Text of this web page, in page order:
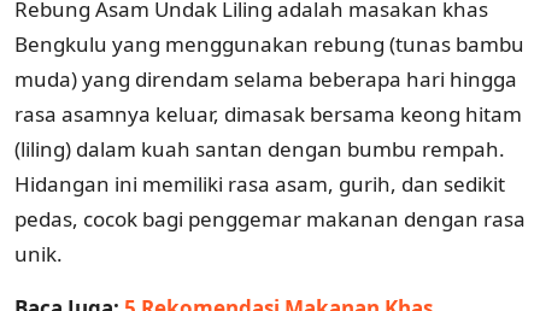
Rebung Asam Undak Liling adalah masakan khas
Bengkulu yang menggunakan rebung (tunas bambu
muda) yang direndam selama beberapa hari hingga
rasa asamnya keluar, dimasak bersama keong hitam
(liling) dalam kuah santan dengan bumbu rempah.
Hidangan ini memiliki rasa asam, gurih, dan sedikit
pedas, cocok bagi penggemar makanan dengan rasa
unik.